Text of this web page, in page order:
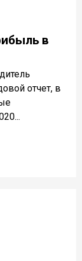
в
отчет, в